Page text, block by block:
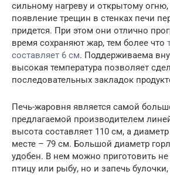
сильному нагреву и открытому
появление трещин в стенках печи
придется. При этом они отлично
время сохраняют жар, тем более что
составляет 6 см. Поддерживаема
высокая температура позволяет
последовательных закладок
Печь-жаровня является самой
предлагаемой производителем
высота составляет 110 см, а
месте – 79 см. Большой диаметр
удобен. В нем можно приготовить
птицу или рыбу, но и запечь